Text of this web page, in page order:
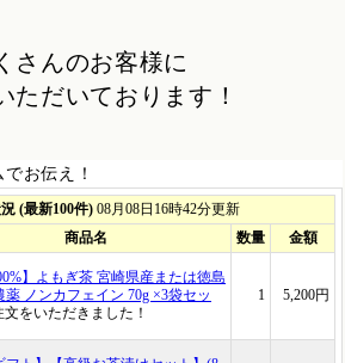
さんのお客様に
ただいております！
お伝え！